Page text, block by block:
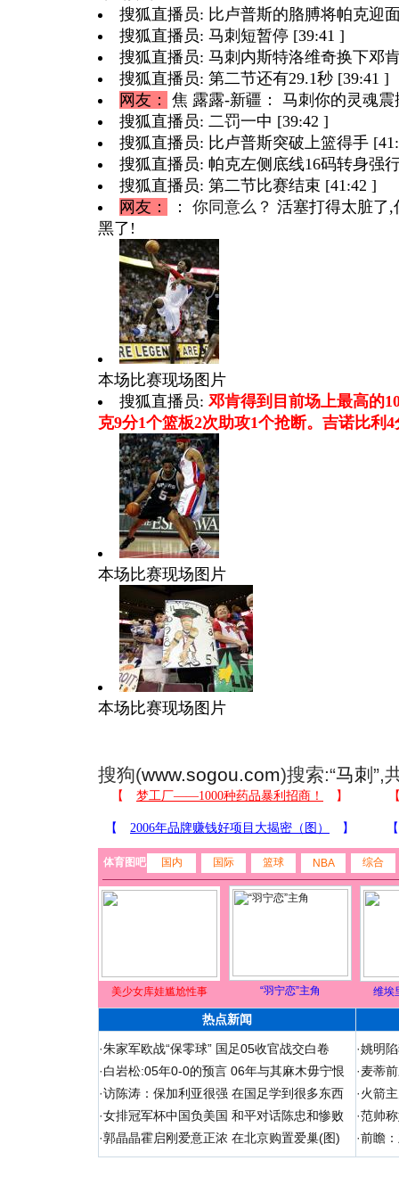
搜狐直播员: 比卢普斯的胳膊将帕克迎
搜狐直播员: 马刺短暂停 [39:41 ]
搜狐直播员: 马刺内斯特洛维奇换下邓
搜狐直播员: 第二节还有29.1秒 [39:41 ]
网友：
焦 露露-新疆 ： 马刺你的灵魂
搜狐直播员: 二罚一中 [39:42 ]
搜狐直播员: 比卢普斯突破上篮得手
搜狐直播员: 帕克左侧底线16码转身强
搜狐直播员: 第二节比赛结束 [41:42 ]
网友：
： 你同意么？ 活塞打得太脏了
黑了!
本场比赛现场图片
搜狐直播员: 邓肯得到目前场上最高的
克9分1个篮板2次助攻1个抢断。吉诺比利
本场比赛现场图片
本场比赛现场图片
搜狗(www.sogou.com)搜索:“马刺”,
体育图吧 国内 国际 篮球 NBA 综合
美少女库娃尴尬性事 “羽宁恋”主角 维埃
热点新闻
·朱家军欧战“保零球” 国足05收官战交白卷
·白岩松:05年0-0的预言 06年与其麻木毋宁恨
·访陈涛：保加利亚很强 在国足学到很多东西
·女排冠军杯中国负美国 和平对话陈忠和惨败
·郭晶晶霍启刚爱意正浓 在北京购置爱巢(图)
·姚明
·麦蒂
·火箭
·范帅
·前瞻